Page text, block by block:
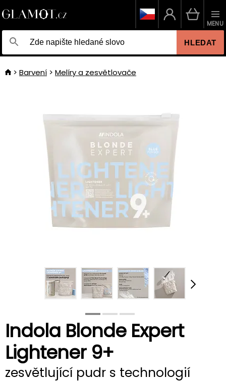
HLEDAT
MENU
Barvení Melíry a zesvětlovače
Indola Blonde Expert
Lightener 9+
zesvětlující pudr s technologií